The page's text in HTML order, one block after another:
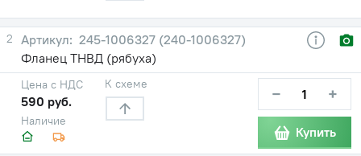
2
245-1006327 (240-1006327)
Фланец ТНВД (рябуха)
Наличие
Цена с НДС
590 руб.
К схеме − +
Купить